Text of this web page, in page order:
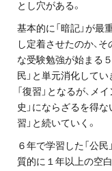
会社概要
採用情報
プライバシーポリシ
免責事項・著作権等
とし穴がある。
基本的に「暗記」が最
し定着させたのか、
な受験勉強が始まる５
民」と単元消化して
「復習」となるが、メ
史」にならざるを得な
習」と続いていく。
６年で学習した「公民
質的に１年以上の空白